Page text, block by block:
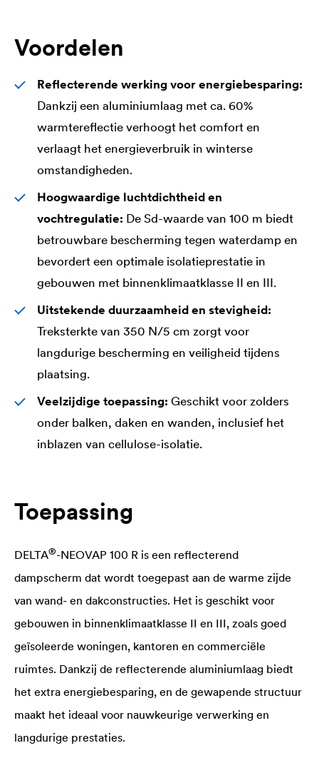
Voordelen
Reflecterende werking voor energiebesparing:
Dankzij een aluminiumlaag met ca. 60%
warmtereflectie verhoogt het comfort en
verlaagt het energieverbruik in winterse
omstandigheden.
Hoogwaardige luchtdichtheid en
vochtregulatie: De Sd-waarde van 100 m biedt
betrouwbare bescherming tegen waterdamp en
bevordert een optimale isolatieprestatie in
gebouwen met binnenklimaatklasse II en III.
Uitstekende duurzaamheid en stevigheid:
Treksterkte van 350 N/5 cm zorgt voor
langdurige bescherming en veiligheid tijdens
plaatsing.
Veelzijdige toepassing: Geschikt voor zolders
onder balken, daken en wanden, inclusief het
inblazen van cellulose-isolatie.
Toepassing
DELTA®-NEOVAP 100 R is een reflecterend
dampscherm dat wordt toegepast aan de warme zijde
van wand- en dakconstructies. Het is geschikt voor
gebouwen in binnenklimaatklasse II en III, zoals goed
geïsoleerde woningen, kantoren en commerciële
ruimtes. Dankzij de reflecterende aluminiumlaag biedt
het extra energiebesparing, en de gewapende structuur
maakt het ideaal voor nauwkeurige verwerking en
langdurige prestaties.